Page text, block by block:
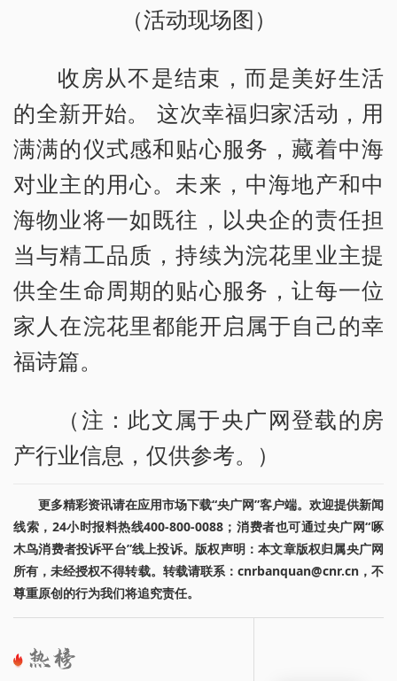
（活动现场图）
收房从不是结束，而是美好生活
的全新开始。 这次幸福归家活动，用
满满的仪式感和贴心服务，藏着中海
对业主的用心。未来，中海地产和中
海物业将一如既往，以央企的责任担
当与精工品质，持续为浣花里业主提
供全生命周期的贴心服务，让每一位
家人在浣花里都能开启属于自己的幸
福诗篇。
（注：此文属于央广网登载的房
产行业信息，仅供参考。）
更多精彩资讯请在应用市场下载“央广网”客户端。欢迎提供新闻
线索，24小时报料热线400-800-0088；消费者也可通过央广网“啄
木鸟消费者投诉平台”线上投诉。版权声明：本文章版权归属央广网
所有，未经授权不得转载。转载请联系：cnrbanquan@cnr.cn，不
尊重原创的行为我们将追究责任。